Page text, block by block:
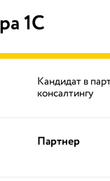
1С
Кандидат в
консалтингу
Партнер